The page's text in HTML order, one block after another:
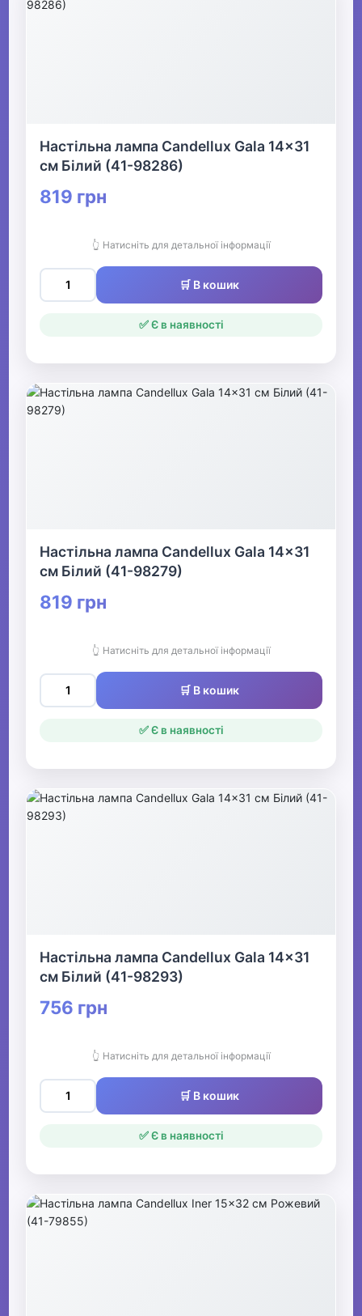
Настільна лампа Candellux Gala 14x31
см Білий (41-98286)
819 грн
👆 Натисніть для детальної інформації
🛒 В кошик
✅ Є в наявності
Настільна лампа Candellux Gala 14x31
см Білий (41-98279)
819 грн
👆 Натисніть для детальної інформації
🛒 В кошик
✅ Є в наявності
Настільна лампа Candellux Gala 14x31
см Білий (41-98293)
756 грн
👆 Натисніть для детальної інформації
🛒 В кошик
✅ Є в наявності